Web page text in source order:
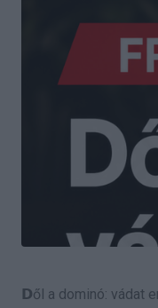
𝗗ől a dominó: vádat